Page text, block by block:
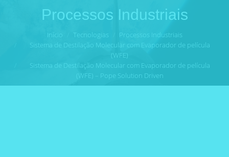
Processos Industriais
Você está aqui:
Início Tecnologias
Processos Industriais
Sistema de Destilação Molecular com Evaporador de película
(WFE)
Sistema de Destilação Molecular com Evaporador de película
(WFE) – Pope Solution Driven